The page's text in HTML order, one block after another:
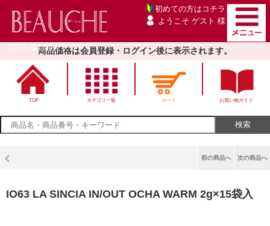
エステ用品卸売サイト
初めての方は コチラ
ようこそ ゲスト 様
商品価格は会員登録・ログイン後に表示されます。
TOP カテゴリ一覧 カート お買い物ガイド
次の商品へ
前の商品へ
IO63 LA SINCIA IN/OUT OCHA WARM 2g×15袋入